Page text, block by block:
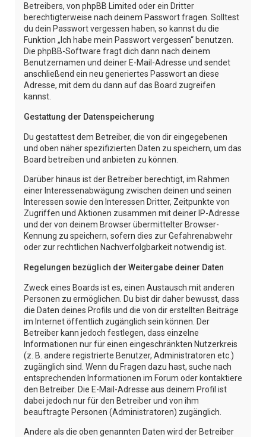
Betreibers, von phpBB Limited oder ein Dritter
berechtigterweise nach deinem Passwort fragen. Solltest
du dein Passwort vergessen haben, so kannst du die
Funktion „Ich habe mein Passwort vergessen“ benutzen.
Die phpBB-Software fragt dich dann nach deinem
Benutzernamen und deiner E-Mail-Adresse und sendet
anschließend ein neu generiertes Passwort an diese
Adresse, mit dem du dann auf das Board zugreifen
kannst.
Gestattung der Datenspeicherung
Du gestattest dem Betreiber, die von dir eingegebenen
und oben näher spezifizierten Daten zu speichern, um das
Board betreiben und anbieten zu können.
Darüber hinaus ist der Betreiber berechtigt, im Rahmen
einer Interessenabwägung zwischen deinen und seinen
Interessen sowie den Interessen Dritter, Zeitpunkte von
Zugriffen und Aktionen zusammen mit deiner IP-Adresse
und der von deinem Browser übermittelter Browser-
Kennung zu speichern, sofern dies zur Gefahrenabwehr
oder zur rechtlichen Nachverfolgbarkeit notwendig ist.
Regelungen bezüglich der Weitergabe deiner Daten
Zweck eines Boards ist es, einen Austausch mit anderen
Personen zu ermöglichen. Du bist dir daher bewusst, dass
die Daten deines Profils und die von dir erstellten Beiträge
im Internet öffentlich zugänglich sein können. Der
Betreiber kann jedoch festlegen, dass einzelne
Informationen nur für einen eingeschränkten Nutzerkreis
(z. B. andere registrierte Benutzer, Administratoren etc.)
zugänglich sind. Wenn du Fragen dazu hast, suche nach
entsprechenden Informationen im Forum oder kontaktiere
den Betreiber. Die E-Mail-Adresse aus deinem Profil ist
dabei jedoch nur für den Betreiber und von ihm
beauftragte Personen (Administratoren) zugänglich.
Andere als die oben genannten Daten wird der Betreiber